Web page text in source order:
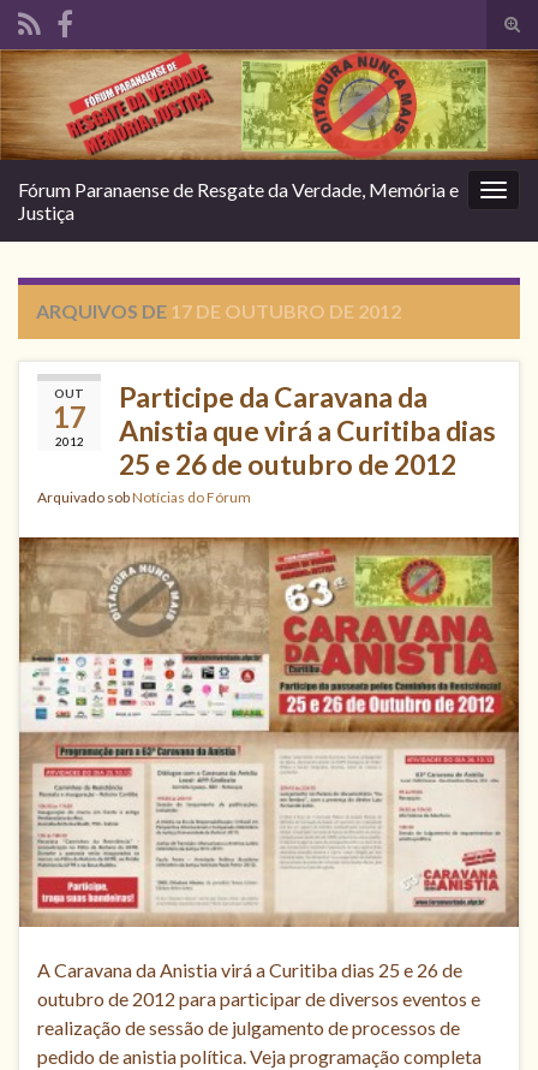
de
Search for:
Fórum Paranaense de Resgate da Verdade, Memória e
Justiça
ARQUIVOS DE 17 DE OUTUBRO DE 2012
OUT
17
2012
Participe da Caravana da
Anistia que virá a Curitiba dias
25 e 26 de outubro de 2012
Arquivado sobNotícias do Fórum
A Caravana da Anistia virá a Curitiba dias 25 e 26 de
outubro de 2012 para participar de diversos eventos e
realização de sessão de julgamento de processos de
pedido de anistia política. Veja programação completa